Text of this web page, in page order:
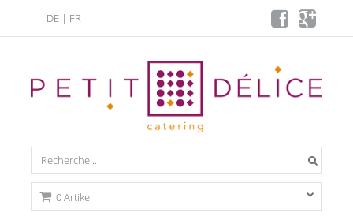
DE | FR
0 Artikel